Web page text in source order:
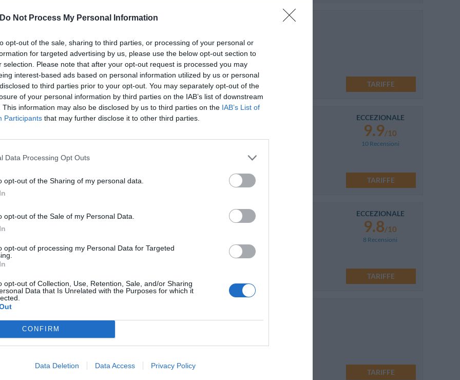
Do Not Process My Personal Information
opt-out of the sale, sharing to third parties, or processing of your personal or
for targeted advertising by us, please use the below opt-out section to
selection. Please note that after your opt-out request is processed you may
interest-based ads based on personal information utilized by us or personal
to third parties prior to your opt-out. You may separately opt-out of the
of your personal information by third parties on the IAB’s list of downstream
This information may also be disclosed by us to third parties on the IAB’s List of
Participants that may further disclose it to other third parties.
Data Processing Opt Outs
opt-out of the Sharing of my personal data.
opt-out of the Sale of my Personal Data.
opt-out of processing my Personal Data for Targeted
opt-out of Collection, Use, Retention, Sale, and/or Sharing
Data that Is Unrelated with the Purposes for which it
CONFIRM
Data Deletion Data Access Privacy Policy
Hotel Garnì Enrosadira
TARIFFE
Hotel Rometta
86.73 km
ECCEZIONALE
9.9/10
10 Recensioni
TARIFFE
Hotel Villa Groff ECCEZIONALE
9.8/10
8 Recensioni
TARIFFE
Via Panider 21/1,Castelrotto Mappa
TARIFFE